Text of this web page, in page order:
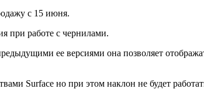
с 15 июня.
при работе с чернилами.
ее версиями она позволяет
Surface но при этом наклон не будет